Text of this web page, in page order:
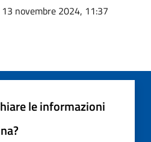
13 novembre 2024, 11:37
le informazioni